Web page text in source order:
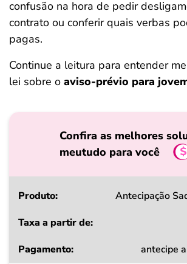
confusão na hora de pedir
contrato ou conferir quais verbas
pagas.
Continue a leitura para entender
lei sobre o aviso-prévio para
Confira as melhores
meutudo para você
Produto
a
Antecipação
antecipe